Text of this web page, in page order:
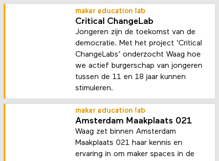
maker education lab
Critical ChangeLab
Jongeren zijn de toekomst van de
democratie. Met het project ‘Critical
ChangeLabs’ onderzocht Waag hoe
we actief burgerschap van jongeren
tussen de 11 en 18 jaar kunnen
stimuleren.
maker education lab
Amsterdam Maakplaats 021
Waag zet binnen Amsterdam
Maakplaats 021 haar kennis en
ervaring in om maker spaces in de